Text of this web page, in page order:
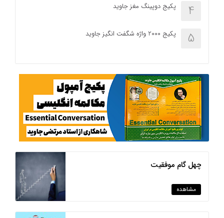
4 پکیج دوپینگ مغز جاوید
5 پکیج 2000 واژه شگفت انگیز جاوید
چهل گام موفقیت
مشاهده